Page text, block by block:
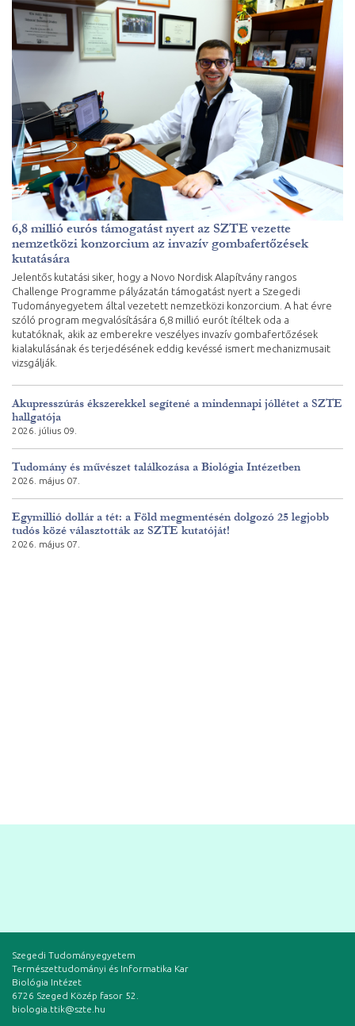
6,8 millió eurós támogatást nyert az SZTE vezette
nemzetközi konzorcium az invazív gombafertőzések
kutatására
Jelentős kutatási siker, hogy a Novo Nordisk Alapítvány rangos
Challenge Programme pályázatán támogatást nyert a Szegedi
Tudományegyetem által vezetett nemzetközi konzorcium. A hat évre
szóló program megvalósítására 6,8 millió eurót ítéltek oda a
kutatóknak, akik az emberekre veszélyes invazív gombafertőzések
kialakulásának és terjedésének eddig kevéssé ismert mechanizmusait
vizsgálják.
Akupresszúrás ékszerekkel segítené a mindennapi jóllétet a SZTE
hallgatója
2026. július 09.
Tudomány és művészet találkozása a Biológia Intézetben
2026. május 07.
Egymillió dollár a tét: a Föld megmentésén dolgozó 25 legjobb
tudós közé választották az SZTE kutatóját!
2026. május 07.
Szegedi Tudományegyetem
Természettudományi és Informatika Kar
Biológia Intézet
6726 Szeged Közép fasor 52.
biologia.ttik@szte.hu